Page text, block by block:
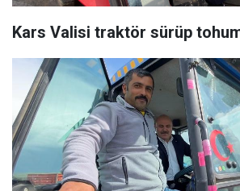
Kars Valisi traktör sürüp